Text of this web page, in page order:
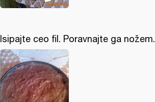
Isipajte ceo fil. Poravnajte ga nožem.